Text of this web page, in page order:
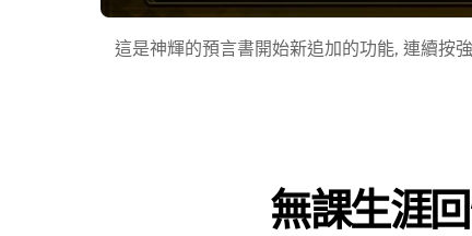
這是神輝的預言書開始新追加的功能, 連續按
無課生涯